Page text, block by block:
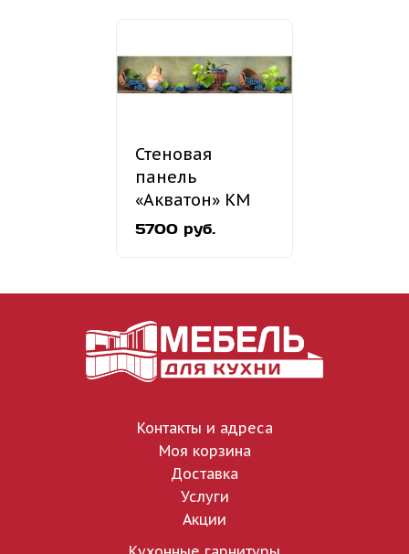
Стеновая
панель
«Акватон» КМ
184
5700 руб.
Контакты и адреса
Моя корзина
Доставка
Услуги
Акции